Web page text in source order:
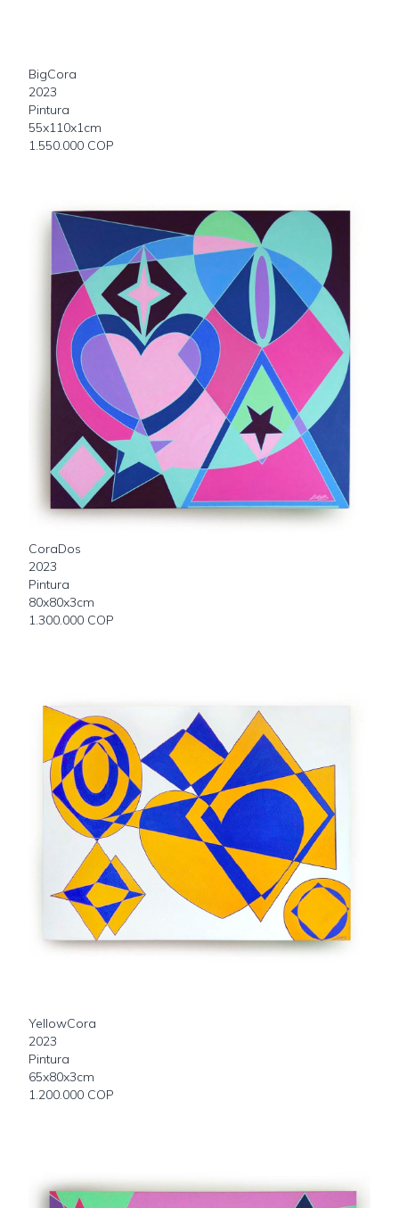
BigCora
2023
Pintura
55x110x1cm
1.550.000 COP
CoraDos
2023
Pintura
80x80x3cm
1.300.000 COP
YellowCora
2023
Pintura
65x80x3cm
1.200.000 COP